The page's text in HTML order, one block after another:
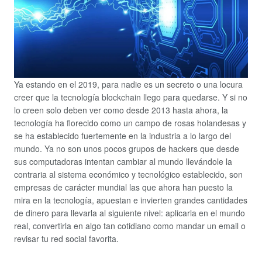
Ya estando en el 2019, para nadie es un secreto o una locura
creer que la tecnología blockchain llego para quedarse. Y si no
lo creen solo deben ver como desde 2013 hasta ahora, la
tecnología ha florecido como un campo de rosas holandesas y
se ha establecido fuertemente en la industria a lo largo del
mundo. Ya no son unos pocos grupos de hackers que desde
sus computadoras intentan cambiar al mundo llevándole la
contraria al sistema económico y tecnológico establecido, son
empresas de carácter mundial las que ahora han puesto la
mira en la tecnología, apuestan e invierten grandes cantidades
de dinero para llevarla al siguiente nivel: aplicarla en el mundo
real, convertirla en algo tan cotidiano como mandar un email o
revisar tu red social favorita.